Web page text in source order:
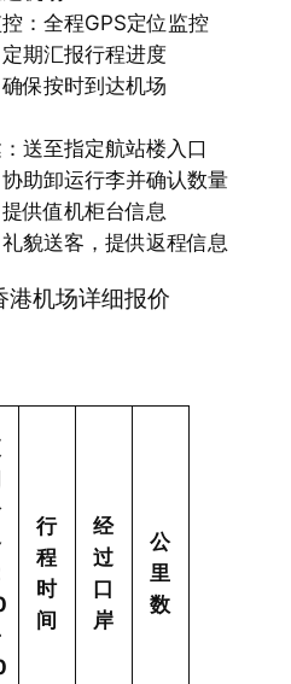
：全程GPS定位监控
期汇报行程进度
保按时到达机场
送至指定航站楼入口
助卸运行李并确认数量
供值机柜台信息
貌送客，提供返程信息
港机场详细报价
行
程
时
间
经
过
口
岸
公
里
数